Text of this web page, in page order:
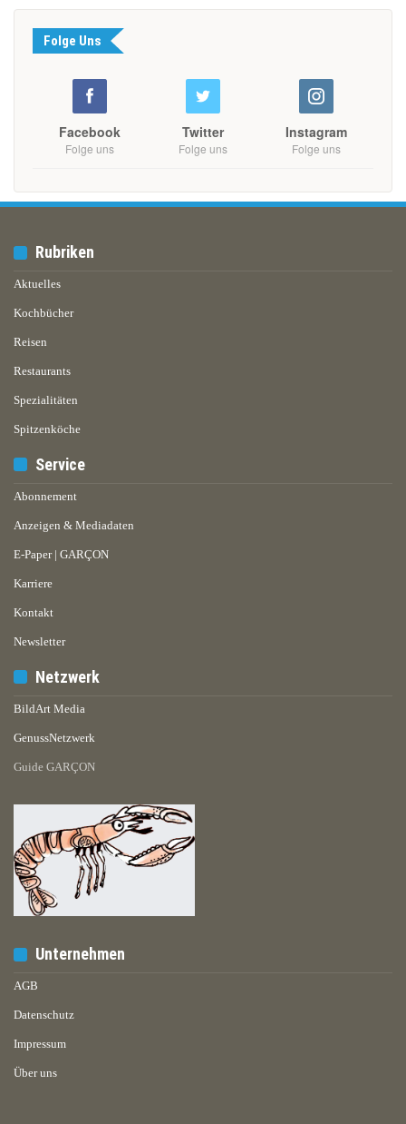
Folge Uns
Facebook
Folge uns
Twitter
Folge uns
Instagram
Folge uns
Rubriken
Aktuelles
Kochbücher
Reisen
Restaurants
Spezialitäten
Spitzenköche
Service
Abonnement
Anzeigen & Mediadaten
E-Paper | GARÇON
Karriere
Kontakt
Newsletter
Netzwerk
BildArt Media
GenussNetzwerk
Guide GARÇON
Unternehmen
AGB
Datenschutz
Impressum
Über uns